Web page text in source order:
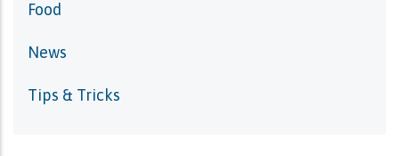
Food
News
Tips & Tricks